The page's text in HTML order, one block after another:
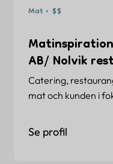
Mat • $$
AB/ Nolvik
Catering,
mat och kunden i
Se profil